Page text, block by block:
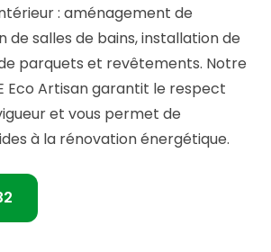
: aménagement de
de salles de bains, installation de
parquets et revêtements. Notre
Eco Artisan garantit le respect
et vous permet de
à la rénovation énergétique.